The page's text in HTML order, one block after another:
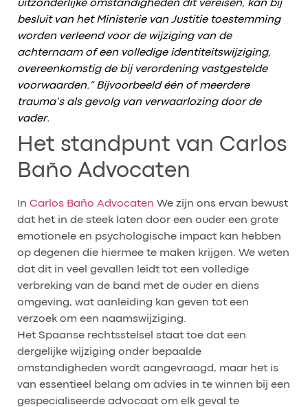
uitzonderlijke omstandigheden dit vereisen, kan bij
besluit van het Ministerie van Justitie toestemming
worden verleend voor de wijziging van de
achternaam of een volledige identiteitswijziging,
overeenkomstig de bij verordening vastgestelde
voorwaarden.” Bijvoorbeeld één of meerdere
trauma’s als gevolg van verwaarlozing door de
vader.
Het standpunt van Carlos
Baño Advocaten
In Carlos Baño Advocaten We zijn ons ervan bewust
dat het in de steek laten door een ouder een grote
emotionele en psychologische impact kan hebben
op degenen die hiermee te maken krijgen. We weten
dat dit in veel gevallen leidt tot een volledige
verbreking van de band met de ouder en diens
omgeving, wat aanleiding kan geven tot een
verzoek om een naamswijziging.
Het Spaanse rechtsstelsel staat toe dat een
dergelijke wijziging onder bepaalde
omstandigheden wordt aangevraagd, maar het is
van essentieel belang om advies in te winnen bij een
gespecialiseerde advocaat om elk geval te